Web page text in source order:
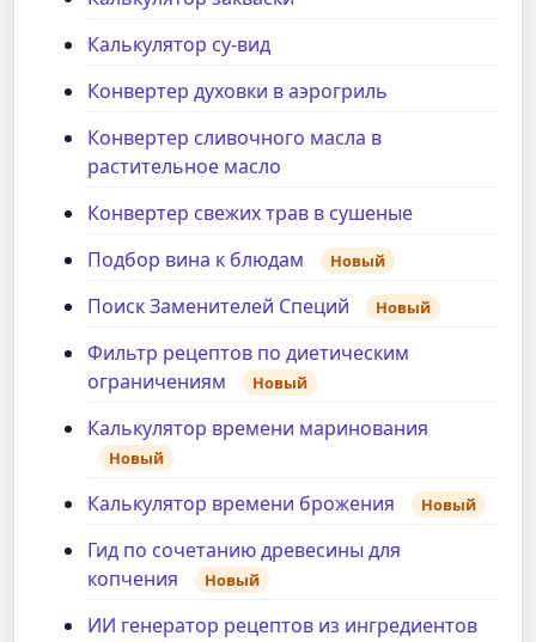
Калькулятор су-вид
Конвертер духовки в аэрогриль
Конвертер сливочного масла в
растительное масло
Конвертер свежих трав в сушеные
Подбор вина к блюдам
Новый
Поиск Заменителей Специй Новый
Фильтр рецептов по диетическим
ограничениям
Новый
Калькулятор времени маринования
Новый
Калькулятор времени брожения Новый
Гид по сочетанию древесины для
копчения
Новый
ИИ генератор рецептов из ингредиентов